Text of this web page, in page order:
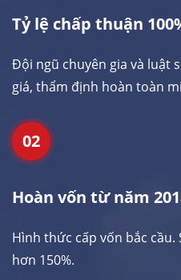
Tỷ lệ chấp thuận
Đội ngũ chuyên gia và luật
giá, thẩm định hoàn toàn
02
Hoàn vốn từ năm
Hình thức cấp vốn bắc
hơn 150%.